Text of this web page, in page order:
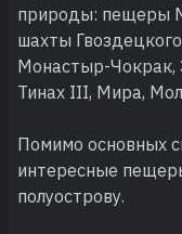
природы: пещеры
шахты
Монастыр-Чокрак,
Тинах III, Мира,
Помимо основных
интересные
полуострову.